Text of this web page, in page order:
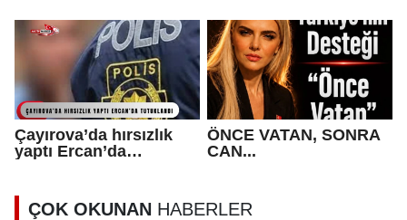
1 tutuklu var
TÜRKİYE’NİN DESTEĞİ
ORTAK
DURUŞUMUZUN
GÖSTERGESİ”
Çayırova’da hırsızlık
yaptı Ercan’da
ÖNCE VATAN, SONRA
CAN...
ÇOK OKUNAN HABERLER